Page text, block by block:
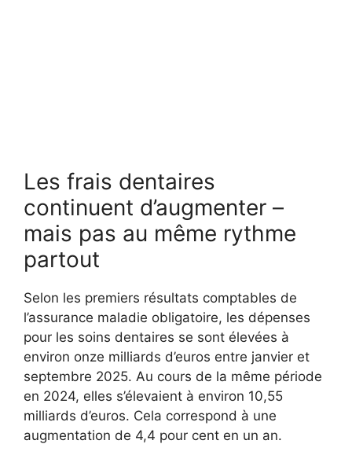
Les frais dentaires
continuent d’augmenter –
mais pas au même rythme
partout
Selon les premiers résultats comptables de
l’assurance maladie obligatoire, les dépenses
pour les soins dentaires se sont élevées à
environ onze milliards d’euros entre janvier et
septembre 2025. Au cours de la même période
en 2024, elles s’élevaient à environ 10,55
milliards d’euros. Cela correspond à une
augmentation de 4,4 pour cent en un an.